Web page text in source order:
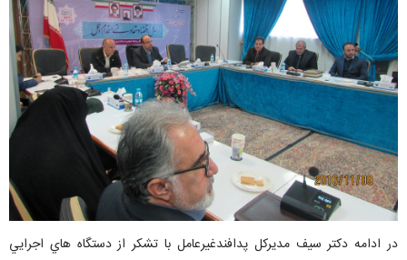
در ادامه دكتر سيف مديركل پدافندغيرعامل با تشكر از دستگاه هاي اجرايي